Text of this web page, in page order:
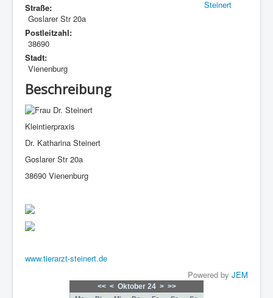
Straße:
Goslarer Str 20a
Postleitzahl:
38690
Stadt:
Vienenburg
Beschreibung
Kleintierpraxis
Dr. Katharina Steinert
Goslarer Str 20a
38690 Vienenburg
www.tierarzt-steinert.de
Powered by JEM
<< < Oktober 24 > >>